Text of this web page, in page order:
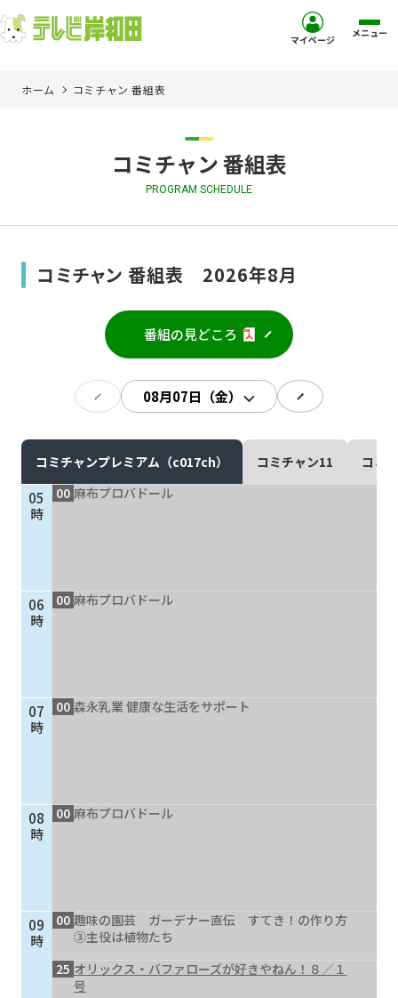
ご加入を検討中の方
現在ご利用中の方
ご加入お申し込み・資
個人情報保護に関する基
本方針
サイトマップ
マイページ メニュー
ホーム コミチャン 番組表
コミチャン 番組表
PROGRAM SCHEDULE
コミチャン 番組表 2026年8月
番組の見どころ
コミチャンプレミアム（c017ch） コミチャン11 コミ
05
時
06
時
07
時
08
時
09
時
00 麻布プロバドール
00 麻布プロバドール
00 森永乳業 健康な生活をサポート
00 麻布プロバドール
00 趣味の園芸 ガーデナー直伝 すてき！の作り方
③主役は植物たち
25 オリックス・バファローズが好きやねん！８／１
号